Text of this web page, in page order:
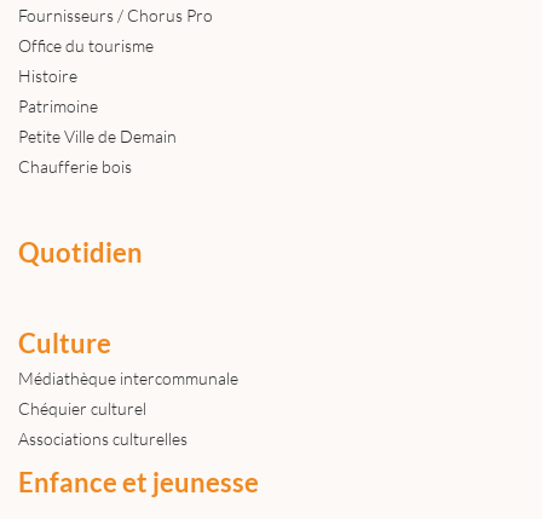
Fournisseurs / Chorus Pro
Office du tourisme
Histoire
Patrimoine
Petite Ville de Demain
Chaufferie bois
Quotidien
Culture
Médiathèque intercommunale
Chéquier culturel
Associations culturelles
Enfance et jeunesse